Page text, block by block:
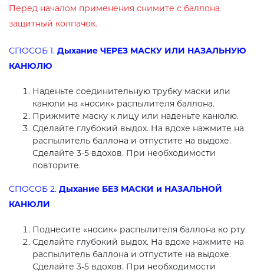
Перед началом применения снимите с баллона
защитный колпачок.
СПОСОБ 1. Дыхание ЧЕРЕЗ МАСКУ ИЛИ НАЗАЛЬНУЮ
КАНЮЛЮ
Наденьте соединительную трубку маски или
канюли на «носик» распылителя баллона.
Прижмите маску к лицу или наденьте канюлю.
Сделайте глубокий выдох. На вдохе нажмите на
распылитель баллона и отпустите на выдохе.
Сделайте 3-5 вдохов. При необходимости
повторите.
СПОСОБ 2. Дыхание БЕЗ МАСКИ и НАЗАЛЬНОЙ
КАНЮЛИ
Поднесите «носик» распылителя баллона ко рту.
Сделайте глубокий выдох. На вдохе нажмите на
распылитель баллона и отпустите на выдохе.
Сделайте 3-5 вдохов. При необходимости